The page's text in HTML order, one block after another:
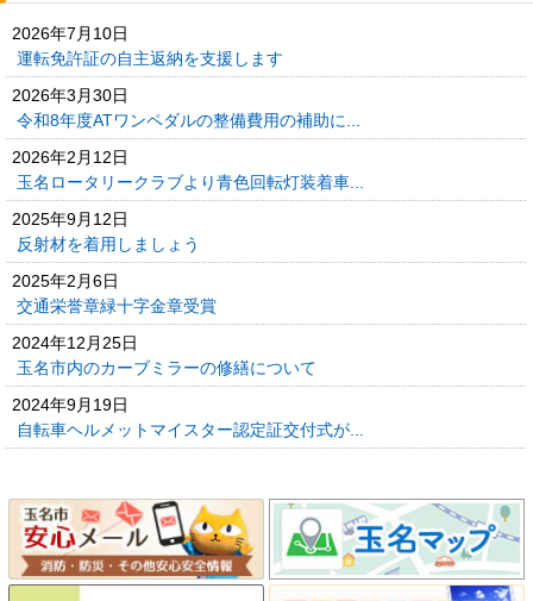
2026年7月10日
運転免許証の自主返納を支援します
2026年3月30日
令和8年度ATワンペダルの整備費用の補助に...
2026年2月12日
玉名ロータリークラブより青色回転灯装着車...
2025年9月12日
反射材を着用しましょう
2025年2月6日
交通栄誉章緑十字金章受賞
2024年12月25日
玉名市内のカーブミラーの修繕について
2024年9月19日
自転車ヘルメットマイスター認定証交付式が...